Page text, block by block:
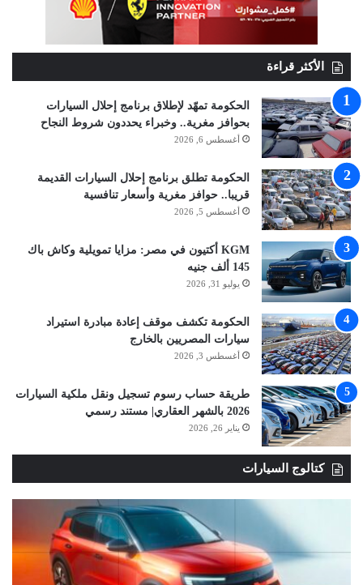
الأكثر قراءة
الحكومة تمهّد لإطلاق برنامج إحلال السيارات
بحوافز مغرية.. وخبراء يحددون شروط النجاح
أغسطس 6, 2026
الحكومة تطلق برنامج إحلال السيارات القديمة
قريبا.. حوافز مغرية وأسعار تنافسية
أغسطس 5, 2026
KGM أكتيون في مصر: مزايا تمويلية وكاش باك
145 ألف جنيه
يوليو 31, 2026
الحكومة تكشف موقف إعادة مبادرة استيراد
سيارات المصريين بالخارج
أغسطس 3, 2026
طريقة حساب رسوم تسجيل ونقل ملكية السيارات
2026 بالشهر العقاري| مستند رسمي
يناير 26, 2026
كتالوج السيارات